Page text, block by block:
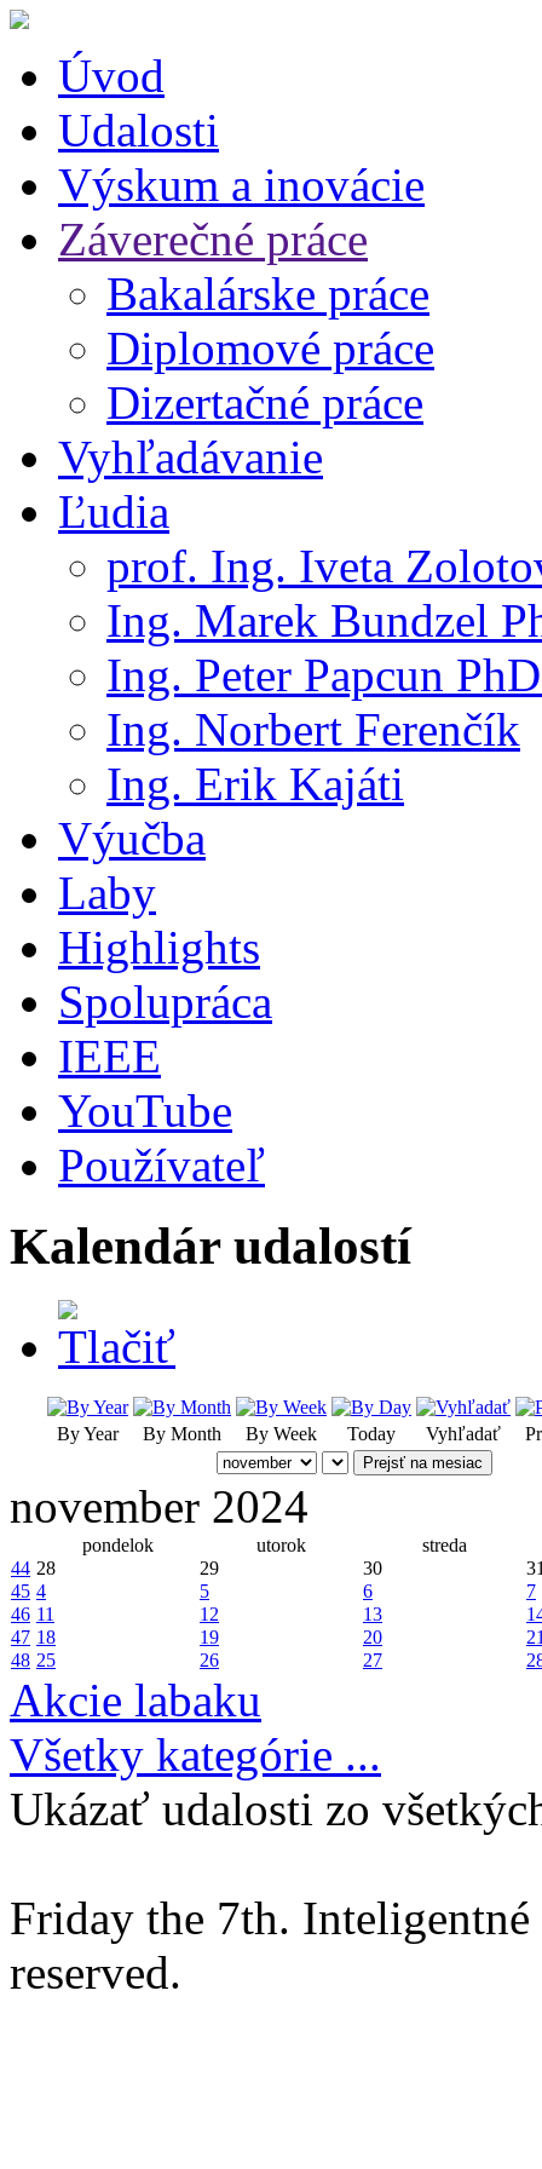
Úvod
Udalosti
Výskum a inovácie
Záverečné práce
Bakalárske práce
Diplomové práce
Dizertačné práce
Vyhľadávanie
Ľudia
prof. Ing. Iveta
Ing. Marek Bundzel
Ing. Peter Papcun
Ing. Norbert Ferenčík
Ing. Erik Kajáti
Výučba
Laby
Highlights
Spolupráca
IEEE
YouTube
Používateľ
Kalendár udalostí
By Year By Month By Week Today Vyhľadať
Prejsť na mesiac
november 2024
pondelok utorok
streda
44 28 29 30
45 4 5 6
7
46 11 12 13
47 18 19 20
48 25 26 27
Akcie labaku
Všetky kategórie ...
Ukázať udalosti zo
Friday the 7th.
reserved.